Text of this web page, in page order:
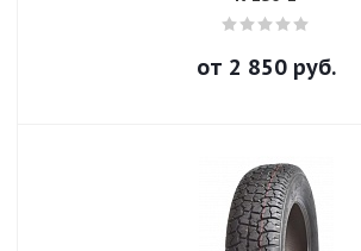
от 2 850руб.